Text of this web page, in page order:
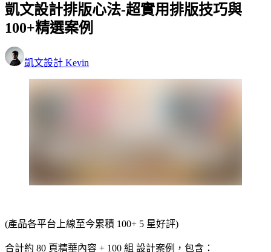
凱文設計排版心法-超實用排版技巧與
100+精選案例
凱文設計 Kevin
(產品各平台上線至今累積 100+ 5 星好評)
合計約 80 頁精華內容 + 100 組 設計案例，包含：